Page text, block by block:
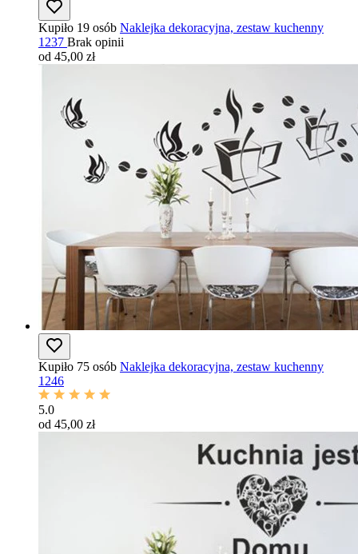
Kupiło 19 osób Naklejka dekoracyjna, zestaw kuchenny
1237 Brak opinii
od 45,00 zł
Kupiło 75 osób Naklejka dekoracyjna, zestaw kuchenny
1246
5.0
od 45,00 zł